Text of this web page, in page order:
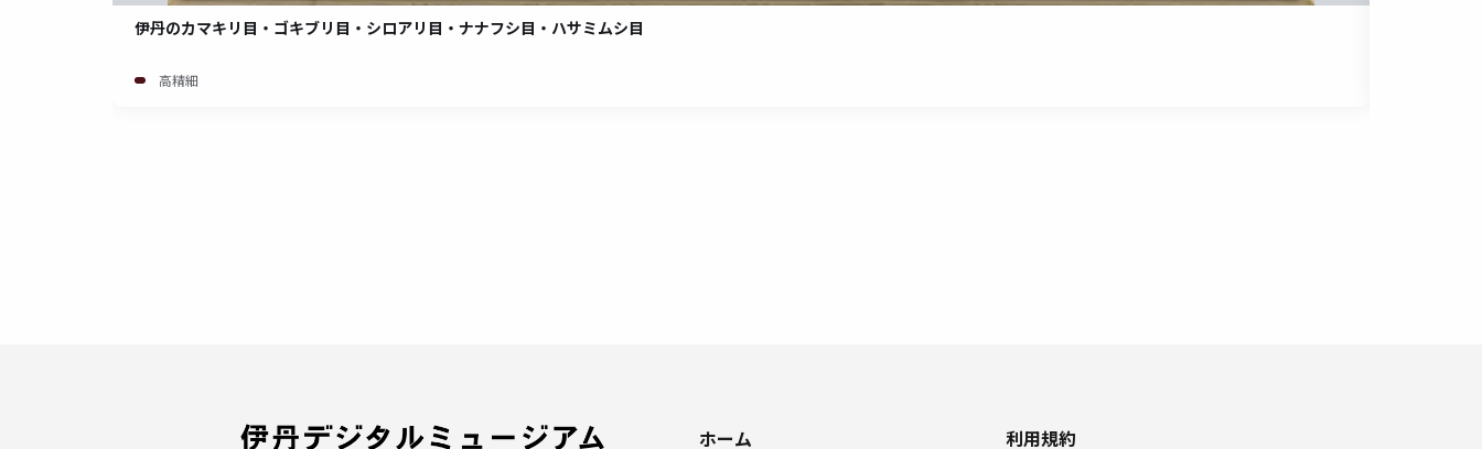
伊丹のカマキリ目・ゴキブリ目・シロアリ目・ナナフシ目・ハサミムシ目
高精細
ホーム 利用規約